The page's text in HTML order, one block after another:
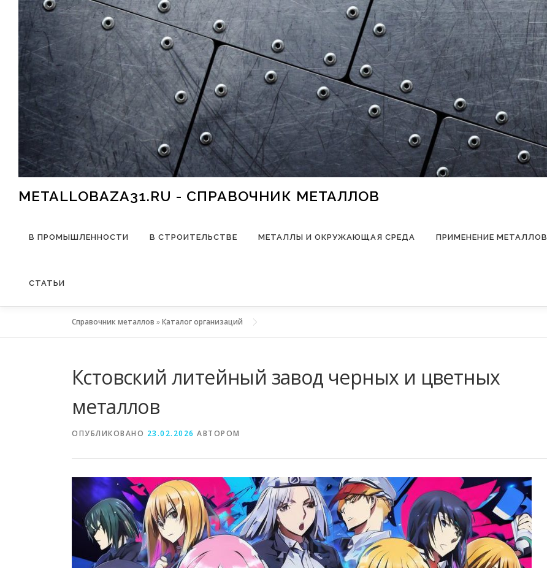
Перейти к содержимому
METALLOBAZA31.RU - СПРАВОЧНИК МЕТАЛЛОВ
В ПРОМЫШЛЕННОСТИ В СТРОИТЕЛЬСТВЕ МЕТАЛЛЫ И ОКРУЖАЮЩАЯ СРЕДА ПРИМЕНЕНИЕ МЕТАЛЛОВ
СТАТЬИ
Справочник металлов »Каталог организаций
Кстовский литейный завод черных и цветных
металлов
ОПУБЛИКОВАНО 23.02.2026 АВТОРОМ